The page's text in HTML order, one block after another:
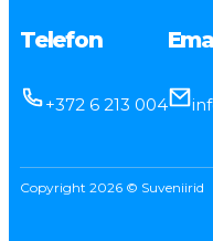
Telefon
+372 6 213 004
Copyright 2026 © Suveniirid